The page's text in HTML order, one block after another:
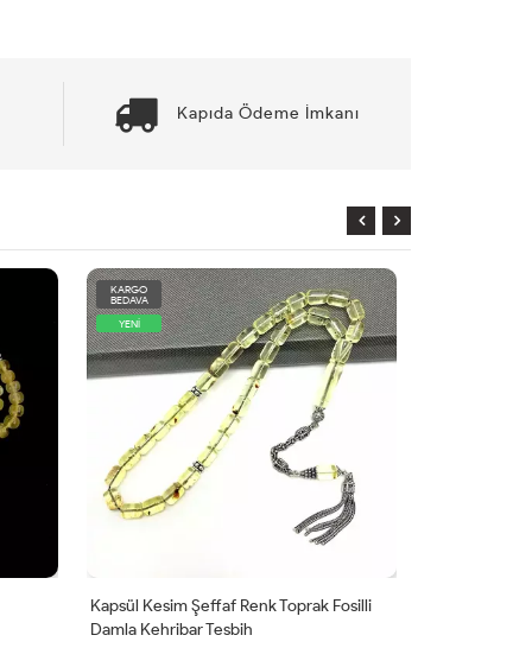
Kapıda Ödeme İmkanı
KARGO
BEDAVA
YENİ
Kapsül Kesim Şeffaf Renk Toprak Fosilli
Damla Kehribar Tesbih